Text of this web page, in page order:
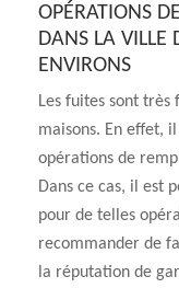
OPÉRATIONS
DANS LA VILLE
ENVIRONS
Les fuites sont très
maisons. En effet,
opérations de
Dans ce cas, il est
pour de telles
recommander de
la réputation de